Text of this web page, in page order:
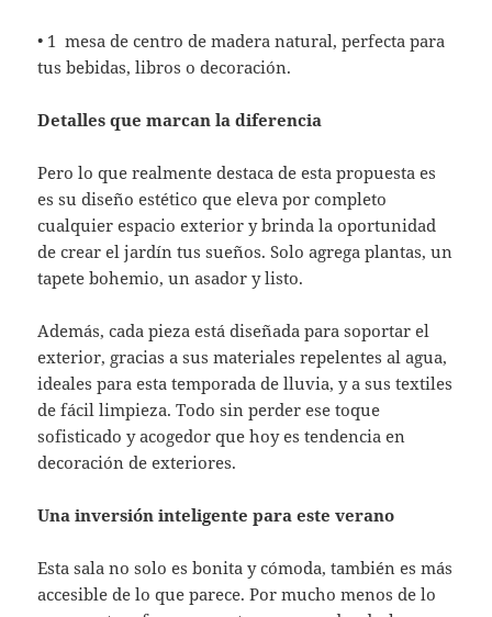
• 1 mesa de centro de madera natural, perfecta para
tus bebidas, libros o decoración.
Detalles que marcan la diferencia
Pero lo que realmente destaca de esta propuesta es
es su diseño estético que eleva por completo
cualquier espacio exterior y brinda la oportunidad
de crear el jardín tus sueños. Solo agrega plantas, un
tapete bohemio, un asador y listo.
Además, cada pieza está diseñada para soportar el
exterior, gracias a sus materiales repelentes al agua,
ideales para esta temporada de lluvia, y a sus textiles
de fácil limpieza. Todo sin perder ese toque
sofisticado y acogedor que hoy es tendencia en
decoración de exteriores.
Una inversión inteligente para este verano
Esta sala no solo es bonita y cómoda, también es más
accesible de lo que parece. Por mucho menos de lo